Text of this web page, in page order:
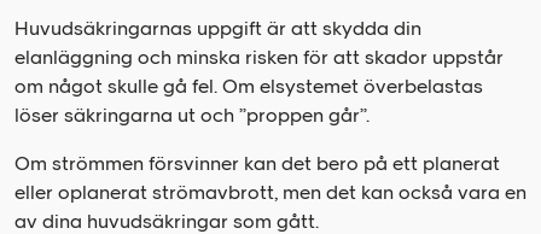
Huvudsäkringarnas uppgift är att skydda din
elanläggning och minska risken för att skador uppstår
om något skulle gå fel. Om elsystemet överbelastas
löser säkringarna ut och ”proppen går”.
Om strömmen försvinner kan det bero på ett planerat
eller oplanerat strömavbrott, men det kan också vara en
av dina huvudsäkringar som gått.